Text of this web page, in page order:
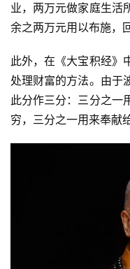
业，两万元做家庭生活
余之两万元用以布施，
此外，在《大宝积经》
处理财富的方法。由于
此分作三分：三分之一
穷，三分之一用来奉献